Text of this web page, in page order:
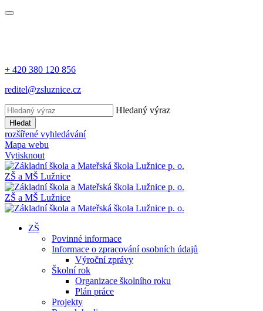
+ 420 380 120 856
reditel@zsluznice.cz
Hledaný výraz
Hledat
rozšířené vyhledávání
Mapa webu
Vytisknout
ZŠ a MŠ Lužnice
ZŠ a MŠ Lužnice
ZŠ
Povinné informace
Informace o zpracování osobních údajů
Výroční zprávy
Školní rok
Organizace školního roku
Plán práce
Projekty